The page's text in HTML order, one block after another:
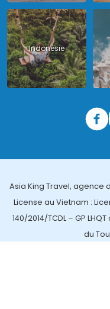
Indonésie
Asia King Travel, agence
License au Vietnam :
140/2014/TCDL – GP
du